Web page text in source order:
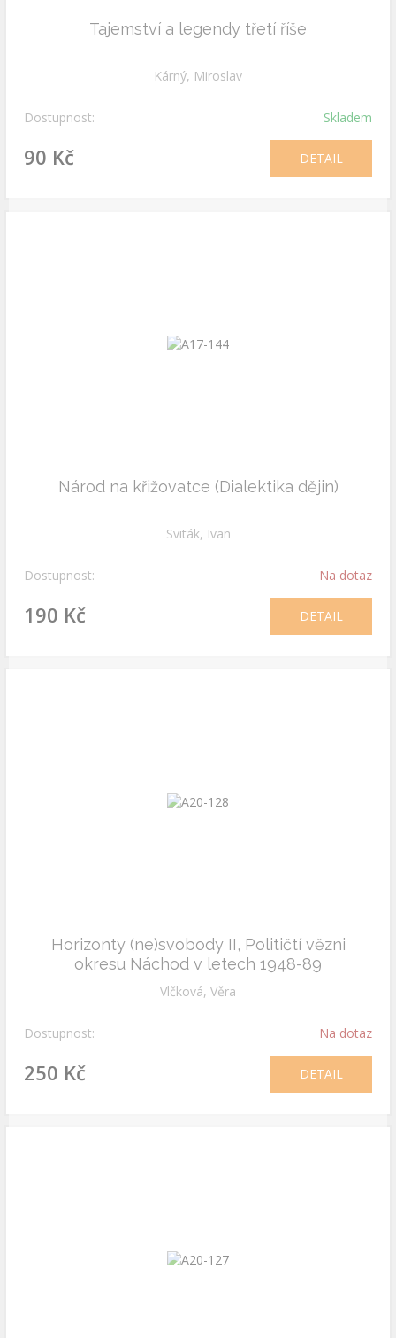
Tajemství a legendy třetí říše
Kárný, Miroslav
Dostupnost: Skladem
90 Kč DETAIL
Národ na křižovatce (Dialektika dějin)
Sviták, Ivan
Dostupnost: Na dotaz
190 Kč DETAIL
Horizonty (ne)svobody II, Političtí vězni
okresu Náchod v letech 1948-89
Vlčková, Věra
Dostupnost: Na dotaz
250 Kč DETAIL